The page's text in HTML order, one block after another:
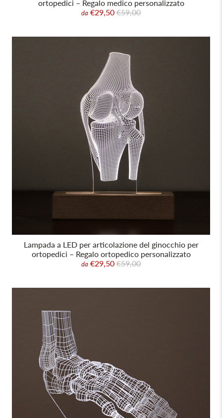
ortopedici – Regalo medico personalizzato
da €29,50 €59,00
Lampada a LED per articolazione del ginocchio per
ortopedici – Regalo ortopedico personalizzato
da €29,50 €59,00